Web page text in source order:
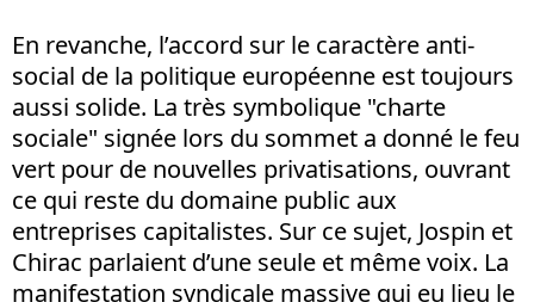
En revanche, l’accord sur le caractère anti-
social de la politique européenne est toujours
aussi solide. La très symbolique "charte
sociale" signée lors du sommet a donné le feu
vert pour de nouvelles privatisations, ouvrant
ce qui reste du domaine public aux
entreprises capitalistes. Sur ce sujet, Jospin et
Chirac parlaient d’une seule et même voix. La
manifestation syndicale massive qui eu lieu le